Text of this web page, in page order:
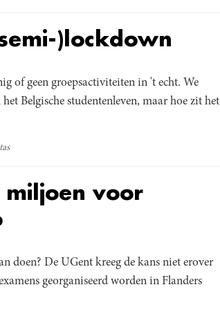
)lockdown
of geen groepsactiviteiten in 't echt. We
het Belgische studentenleven, maar hoe zit het
voor
doen? De UGent kreeg de kans niet erover
georganiseerd worden in Flanders